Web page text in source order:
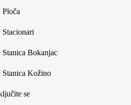
Ploča
Stacionari
Stanica Bokanjac
Stanica Kožino
se